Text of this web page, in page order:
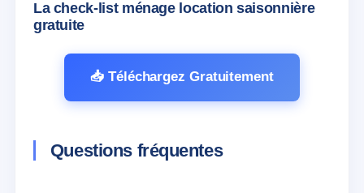
La check-list ménage location saisonnière
gratuite
📥 Téléchargez Gratuitement
Questions fréquentes